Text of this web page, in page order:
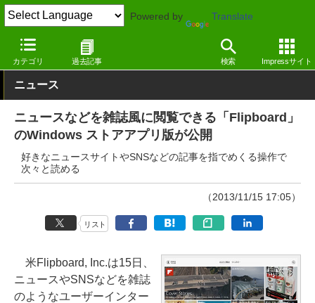
Powered by Translate
カテゴリ 過去記事 検索 Impressサイト
窓の杜 インターネット Windows
ニュース
ニュースなどを雑誌風に閲覧できる「Flipboard」
のWindows ストアアプリ版が公開
好きなニュースサイトやSNSなどの記事を指でめくる操作で
次々と読める
（2013/11/15 17:05）
リスト
米Flipboard, Inc.は15日、
ニュースやSNSなどを雑誌
のようなユーザーインター